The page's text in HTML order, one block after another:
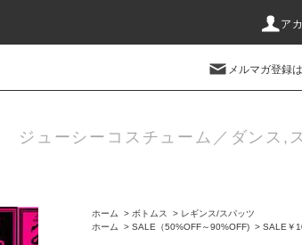
ア
メルマガ登録
ジューシーコスチューム／ダンス,
ホーム > ボトムス > レギンス/スパッツ
ホーム
> SALE（50%OFF～90%OFF) > SALE￥